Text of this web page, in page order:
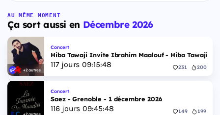
AU MÊME MOMENT
Ça sort aussi en Décembre 2026
+2 autres
Concert
Hiba Tawaji Invite Ibrahim Maalouf - Hiba Tawaji &
117jours 09:15:47 231 200
+2 autres
Concert
Saez - Grenoble - 1 décembre 2026
116jours 09:45:47 149 199